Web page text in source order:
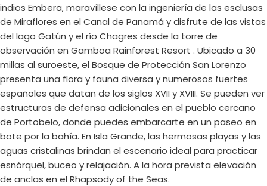
indios Embera, maravíllese con la ingeniería de las esclusas
de Miraflores en el Canal de Panamá y disfrute de las vistas
del lago Gatún y el río Chagres desde la torre de
observación en Gamboa Rainforest Resort . Ubicado a 30
millas al suroeste, el Bosque de Protección San Lorenzo
presenta una flora y fauna diversa y numerosos fuertes
españoles que datan de los siglos XVII y XVIII. Se pueden ver
estructuras de defensa adicionales en el pueblo cercano
de Portobelo, donde puedes embarcarte en un paseo en
bote por la bahía. En Isla Grande, las hermosas playas y las
aguas cristalinas brindan el escenario ideal para practicar
esnórquel, buceo y relajación. A la hora prevista elevación
de anclas en el Rhapsody of the Seas.